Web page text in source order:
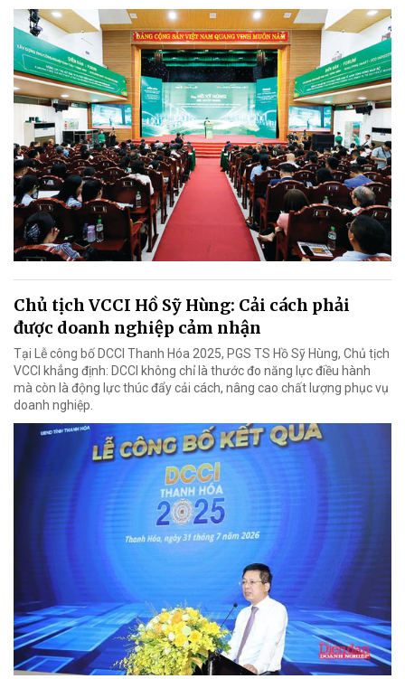
Chủ tịch VCCI Hồ Sỹ Hùng: Cải cách phải
được doanh nghiệp cảm nhận
Tại Lễ công bố DCCI Thanh Hóa 2025, PGS TS Hồ Sỹ Hùng, Chủ tịch
VCCI khẳng định: DCCI không chỉ là thước đo năng lực điều hành
mà còn là động lực thúc đẩy cải cách, nâng cao chất lượng phục vụ
doanh nghiệp.